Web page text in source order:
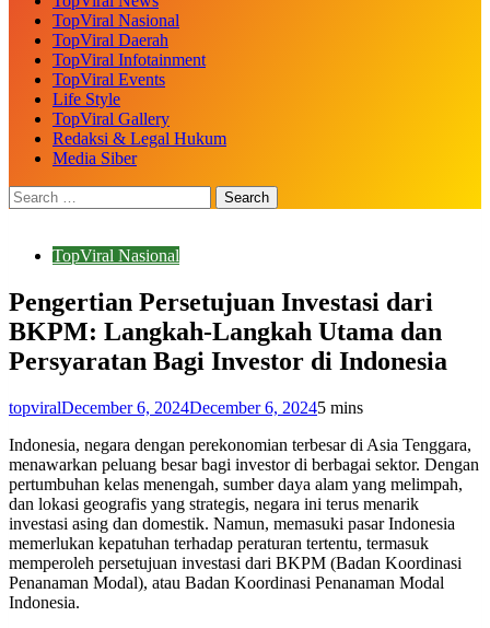
TopViral Nasional
TopViral Daerah
TopViral Infotainment
TopViral Events
Life Style
TopViral Gallery
Redaksi & Legal Hukum
Media Siber
TopViral Nasional
Pengertian Persetujuan Investasi dari
BKPM: Langkah-Langkah Utama dan
Persyaratan Bagi Investor di Indonesia
topviralDecember 6, 2024December 6, 20245 mins
Indonesia, negara dengan perekonomian terbesar di Asia Tenggara,
menawarkan peluang besar bagi investor di berbagai sektor. Dengan
pertumbuhan kelas menengah, sumber daya alam yang melimpah,
dan lokasi geografis yang strategis, negara ini terus menarik
investasi asing dan domestik. Namun, memasuki pasar Indonesia
memerlukan kepatuhan terhadap peraturan tertentu, termasuk
memperoleh persetujuan investasi dari BKPM (Badan Koordinasi
Penanaman Modal), atau Badan Koordinasi Penanaman Modal
Indonesia.